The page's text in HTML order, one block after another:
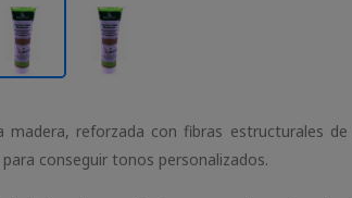
madera, reforzada con fibras estructurales
conseguir tonos personalizados.